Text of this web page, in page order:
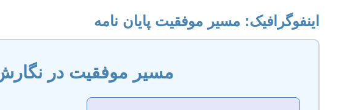
اینفوگرافیک: مسیر موفقیت پایان نامه
مسیر موفقیت در نگارش